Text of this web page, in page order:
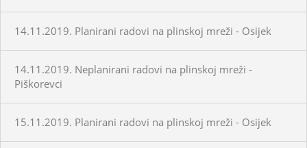
14.11.2019. Planirani radovi na plinskoj mreži - Osijek
14.11.2019. Neplanirani radovi na plinskoj mreži -
Piškorevci
15.11.2019. Planirani radovi na plinskoj mreži - Osijek